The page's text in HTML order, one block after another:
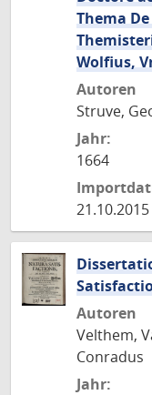
Thema
Wolfius,
Autoren
Struve,
Jahr:
1664
21.10.2015
Autoren
Velthem,
Conradus
Jahr: